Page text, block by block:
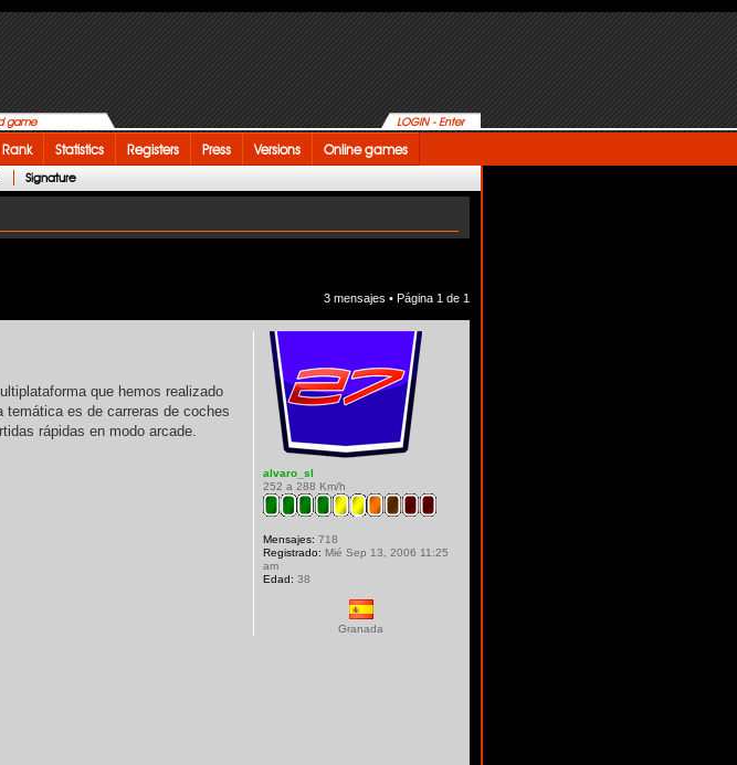
game LOGIN - Enter
Rank Statistics Registers Press Versions Online games
Signature
3 mensajes • Página 1 de 1
que hemos realizado
temática es de carreras de coches
rápidas en modo arcade.
alvaro_sl
252 a 288 Km/h
Mensajes: 718
Registrado: Mié Sep 13, 2006 11:25
am
Edad: 38
Granada